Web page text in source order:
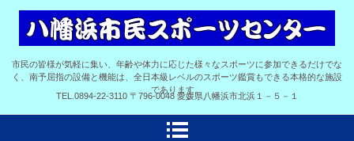
市民の皆様が気軽に集い、年齢や体力に応じた様々なスポーツに参加できるだけでな
く、南予屈指の設備と機能は、全日本級レベルのスポーツ鑑賞もできる本格的な施設
であります。
TEL. 0894-22-3110 〒796-0048 愛媛県八幡浜市北浜１－５－１